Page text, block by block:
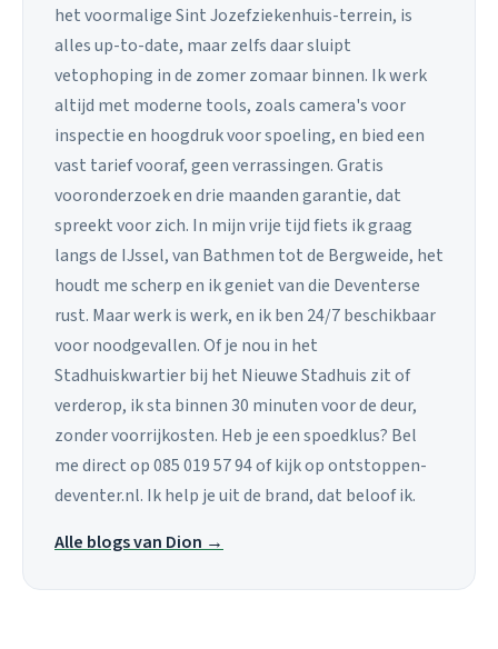
het voormalige Sint Jozefziekenhuis-terrein, is
alles up-to-date, maar zelfs daar sluipt
vetophoping in de zomer zomaar binnen. Ik werk
altijd met moderne tools, zoals camera's voor
inspectie en hoogdruk voor spoeling, en bied een
vast tarief vooraf, geen verrassingen. Gratis
vooronderzoek en drie maanden garantie, dat
spreekt voor zich. In mijn vrije tijd fiets ik graag
langs de IJssel, van Bathmen tot de Bergweide, het
houdt me scherp en ik geniet van die Deventerse
rust. Maar werk is werk, en ik ben 24/7 beschikbaar
voor noodgevallen. Of je nou in het
Stadhuiskwartier bij het Nieuwe Stadhuis zit of
verderop, ik sta binnen 30 minuten voor de deur,
zonder voorrijkosten. Heb je een spoedklus? Bel
me direct op 085 019 57 94 of kijk op ontstoppen-
deventer.nl. Ik help je uit de brand, dat beloof ik.
Alle blogs van Dion →